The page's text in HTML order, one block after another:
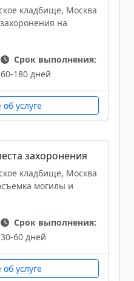
кладбище, Москва
на
Срок выполнения:
60-180 дней
услуге
захоронения
кладбище, Москва
могилы и
Срок выполнения:
30-60 дней
услуге